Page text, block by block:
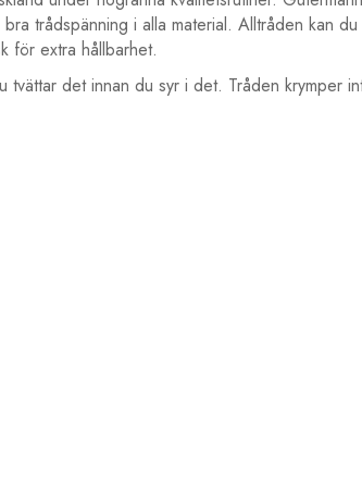
trådspänning i alla material. Alltråden kan
för extra hållbarhet.
det innan du syr i det. Tråden krymper